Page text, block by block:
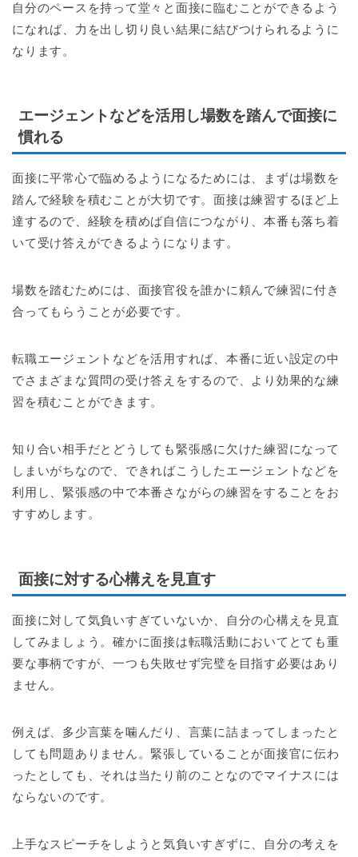
自分のペースを持って堂々と面接に臨むことができるよう
になれば、力を出し切り良い結果に結びつけられるように
なります。
エージェントなどを活用し場数を踏んで面接に
慣れる
面接に平常心で臨めるようになるためには、まずは場数を
踏んで経験を積むことが大切です。面接は練習するほど上
達するので、経験を積めば自信につながり、本番も落ち着
いて受け答えができるようになります。
場数を踏むためには、面接官役を誰かに頼んで練習に付き
合ってもらうことが必要です。
転職エージェントなどを活用すれば、本番に近い設定の中
でさまざまな質問の受け答えをするので、より効果的な練
習を積むことができます。
知り合い相手だとどうしても緊張感に欠けた練習になって
しまいがちなので、できればこうしたエージェントなどを
利用し、緊張感の中で本番さながらの練習をすることをお
すすめします。
面接に対する心構えを見直す
面接に対して気負いすぎていないか、自分の心構えを見直
してみましょう。確かに面接は転職活動においてとても重
要な事柄ですが、一つも失敗せず完璧を目指す必要はあり
ません。
例えば、多少言葉を噛んだり、言葉に詰まってしまったと
しても問題ありません。緊張していることが面接官に伝わ
ったとしても、それは当たり前のことなのでマイナスには
ならないのです。
上手なスピーチをしようと気負いすぎずに、自分の考えを